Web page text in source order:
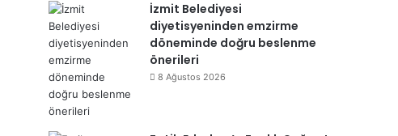
İzmit Belediyesi
diyetisyeninden emzirme
döneminde doğru beslenme
önerileri
8 Ağustos 2026